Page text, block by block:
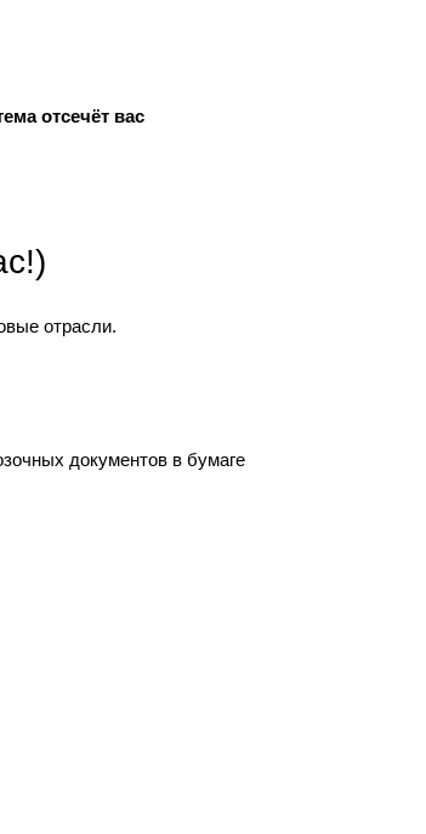
отсечёт вас
отрасли.
документов в бумаге